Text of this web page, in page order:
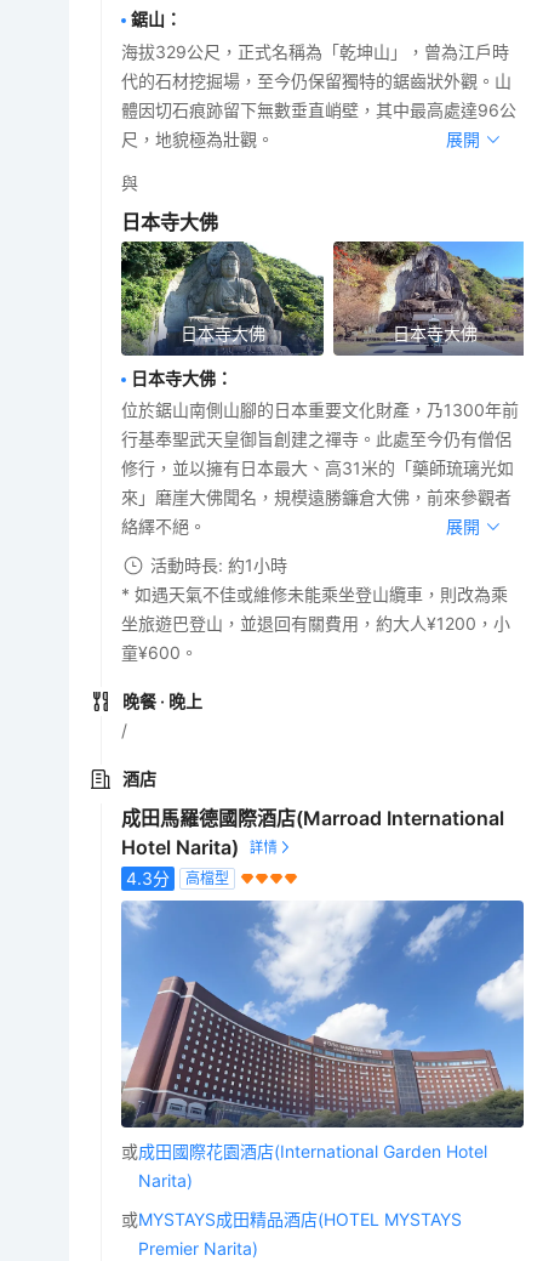
鋸山 ：
海拔329公尺，正式名稱為「乾坤山」，曾為江戶時
代的石材挖掘場，至今仍保留獨特的鋸齒狀外觀。山
體因切石痕跡留下無數垂直峭壁，其中最高處達96公
尺，地貌極為壯觀。
展開
與
日本寺大佛
日本寺大佛 日本寺大佛
日本寺大佛 ：
位於鋸山南側山腳的日本重要文化財產，乃1300年前
行基奉聖武天皇御旨創建之禪寺。此處至今仍有僧侶
修行，並以擁有日本最大、高31米的「藥師琉璃光如
來」磨崖大佛聞名，規模遠勝鐮倉大佛，前來參觀者
絡繹不絕。
展開
活動時長: 約1小時
* 如遇天氣不佳或維修未能乘坐登山纜車，則改為乘
坐旅遊巴登山，並退回有關費用，約大人¥1200，小
童¥600。
晚餐 · 晚上
/
酒店
成田馬羅德國際酒店(Marroad International
Hotel Narita)
4.3分 高檔型
或成田國際花園酒店(International Garden Hotel
Narita)
或MYSTAYS成田精品酒店(HOTEL MYSTAYS
Premier Narita)